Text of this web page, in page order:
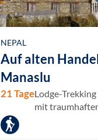
NEPAL
Auf alten
Manaslu
21 TageLodge-
mit